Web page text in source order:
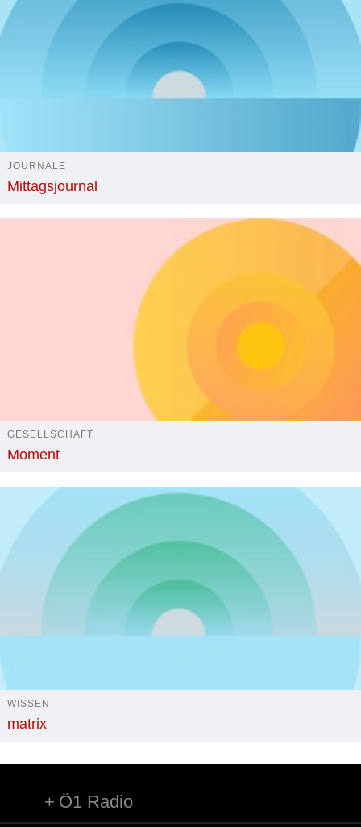
JOURNALE
Mittagsjournal
GESELLSCHAFT
Moment
WISSEN
matrix
Ö1 Radio